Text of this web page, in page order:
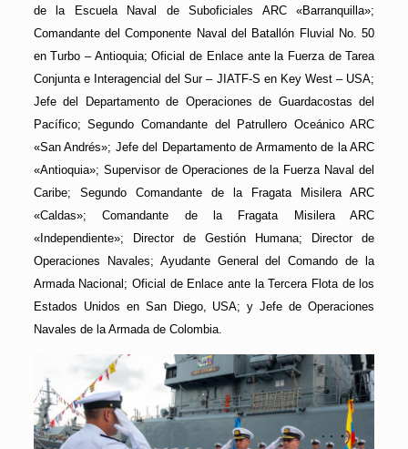
de la Escuela Naval de Suboficiales ARC «Barranquilla»;
Comandante del Componente Naval del Batallón Fluvial No. 50
en Turbo – Antioquia; Oficial de Enlace ante la Fuerza de Tarea
Conjunta e Interagencial del Sur – JIATF-S en Key West – USA;
Jefe del Departamento de Operaciones de Guardacostas del
Pacífico; Segundo Comandante del Patrullero Oceánico ARC
«San Andrés»; Jefe del Departamento de Armamento de la ARC
«Antioquia»; Supervisor de Operaciones de la Fuerza Naval del
Caribe; Segundo Comandante de la Fragata Misilera ARC
«Caldas»; Comandante de la Fragata Misilera ARC
«Independiente»; Director de Gestión Humana; Director de
Operaciones Navales; Ayudante General del Comando de la
Armada Nacional; Oficial de Enlace ante la Tercera Flota de los
Estados Unidos en San Diego, USA; y Jefe de Operaciones
Navales de la Armada de Colombia.